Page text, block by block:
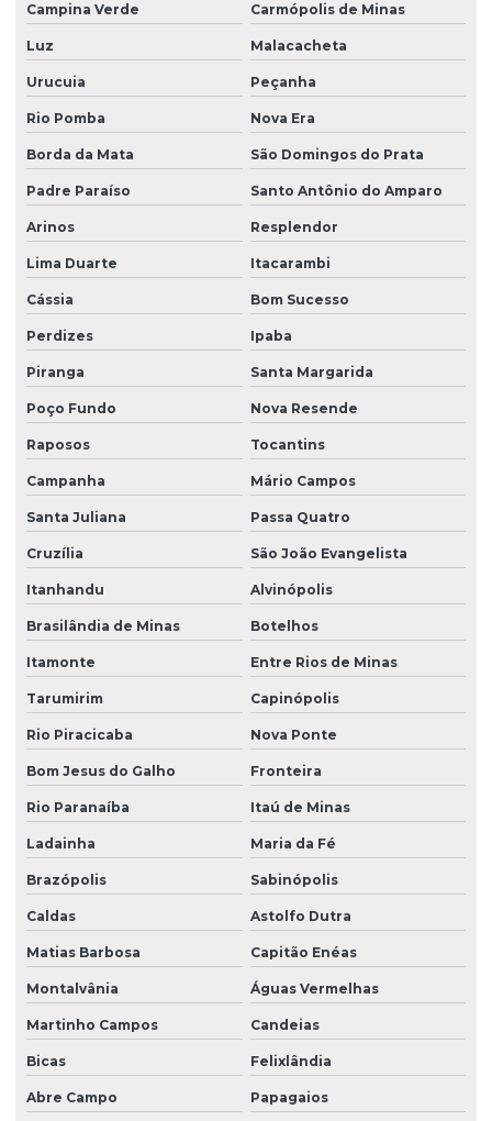
Campina Verde Carmópolis de Minas
Luz Malacacheta
Urucuia Peçanha
Rio Pomba Nova Era
Borda da Mata São Domingos do Prata
Padre Paraíso Santo Antônio do Amparo
Arinos Resplendor
Lima Duarte Itacarambi
Cássia Bom Sucesso
Perdizes Ipaba
Piranga Santa Margarida
Poço Fundo Nova Resende
Raposos Tocantins
Campanha Mário Campos
Santa Juliana Passa Quatro
Cruzília São João Evangelista
Itanhandu Alvinópolis
Brasilândia de Minas Botelhos
Itamonte Entre Rios de Minas
Tarumirim Capinópolis
Rio Piracicaba Nova Ponte
Bom Jesus do Galho Fronteira
Rio Paranaíba Itaú de Minas
Ladainha Maria da Fé
Brazópolis Sabinópolis
Caldas Astolfo Dutra
Matias Barbosa Capitão Enéas
Montalvânia Águas Vermelhas
Martinho Campos Candeias
Bicas Felixlândia
Abre Campo Papagaios